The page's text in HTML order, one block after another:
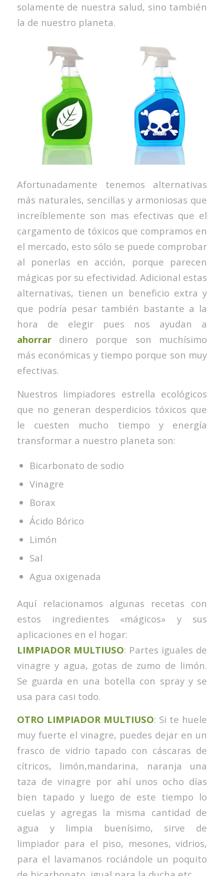
solamente de nuestra salud, sino también
la de nuestro planeta.
Afortunadamente tenemos alternativas
más naturales, sencillas y armoniosas que
increíblemente son mas efectivas que el
cargamento de tóxicos que compramos en
el mercado, esto sólo se puede comprobar
al ponerlas en acción, porque parecen
mágicas por su efectividad. Adicional estas
alternativas, tienen un beneficio extra y
que podría pesar también bastante a la
hora de elegir pues nos ayudan a
ahorrardinero porque son muchísimo
más económicas y tiempo porque son muy
efectivas.
Nuestros limpiadores estrella ecológicos
que no generan desperdicios tóxicos que
le cuesten mucho tiempo y energía
transformar a nuestro planeta son:
Bicarbonato de sodio
Vinagre
Borax
Ácido Bórico
Limón
Sal
Agua oxigenada
Aquí relacionamos algunas recetas con
estos ingredientes «mágicos» y sus
aplicaciones en el hogar:
LIMPIADOR MULTIUSO: Partes iguales de
vinagre y agua, gotas de zumo de limón.
Se guarda en una botella con spray y se
usa para casi todo.
OTRO LIMPIADOR MULTIUSO: Si te huele
muy fuerte el vinagre, puedes dejar en un
frasco de vidrio tapado con cáscaras de
cítricos, limón,mandarina, naranja una
taza de vinagre por ahí unos ocho días
bien tapado y luego de este tiempo lo
cuelas y agregas la misma cantidad de
agua y limpia buenísimo, sirve de
limpiador para el piso, mesones, vidrios,
para el lavamanos rociándole un poquito